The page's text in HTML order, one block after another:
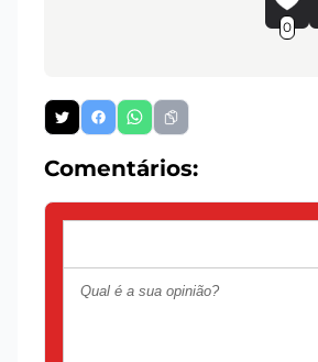
0
Comentários: